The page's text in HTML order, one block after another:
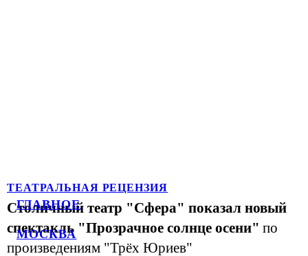
ГЛАВНОЕ
МОСКВА
ТЕАТРАЛЬНАЯ РЕЦЕНЗИЯ
Столичный театр "Сфера" показал новый
спектакль "Прозрачное солнце осени" по
произведениям "Трёх Юриев"